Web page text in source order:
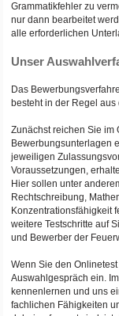
Grammatikfehler zu
nur dann bearbeitet
alle erforderlichen
Unser
Das
besteht in der Regel aus
Zunächst reichen Sie im
Bewerbungsunterlagen
jeweiligen
Voraussetzungen,
Hier sollen unter
Rechtschreibung,
Konzentrationsfähigkeit
weitere Testschritte auf
und Bewerber der
Wenn Sie den
Auswahlgespräch ein.
kennenlernen und uns
fachlichen Fähigkeiten